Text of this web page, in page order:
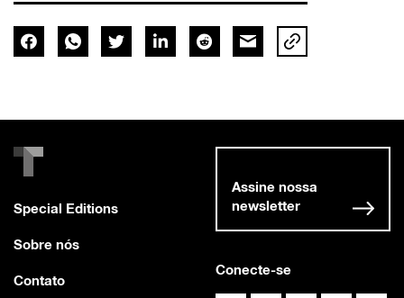
Special Editions
Sobre nós
Contato
Conecte-se
Assine nossa
newsletter